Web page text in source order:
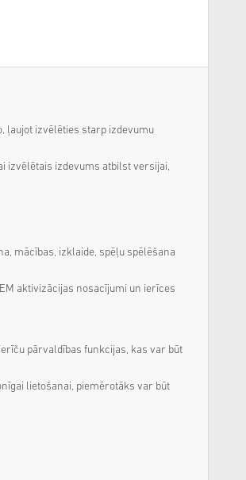
ļaujot izvēlēties starp izdevumu
izvēlētais izdevums atbilst versijai,
mācības, izklaide, spēļu spēlēšana
aktivizācijas nosacījumi un ierīces
pārvaldības funkcijas, kas var būt
lietošanai, piemērotāks var būt